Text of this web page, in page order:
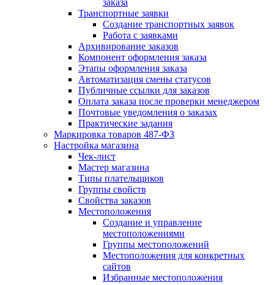
заказа
Транспортные заявки
Создание транспортных заявок
Работа с заявками
Архивирование заказов
Компонент оформления заказа
Этапы оформления заказа
Автоматизация смены статусов
Публичные ссылки для заказов
Оплата заказа после проверки менеджером
Почтовые уведомления о заказах
Практические задания
Маркировка товаров 487-ФЗ
Настройка магазина
Чек-лист
Мастер магазина
Типы плательщиков
Группы свойств
Свойства заказов
Местоположения
Создание и управление
местоположениями
Группы местоположений
Местоположения для конкретных
сайтов
Избранные местоположения